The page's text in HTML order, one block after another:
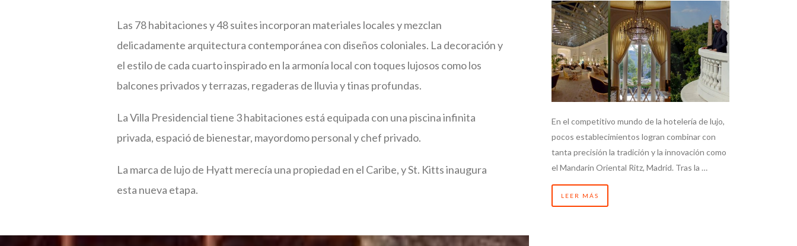
Las 78 habitaciones y 48 suites incorporan materiales locales y mezclan
delicadamente arquitectura contemporánea con diseños coloniales. La decoración y
el estilo de cada cuarto inspirado en la armonía local con toques lujosos como los
balcones privados y terrazas, regaderas de lluvia y tinas profundas.
La Villa Presidencial tiene 3 habitaciones está equipada con una piscina infinita
privada, espació de bienestar, mayordomo personal y chef privado.
La marca de lujo de Hyatt merecía una propiedad en el Caribe, y St. Kitts inaugura
esta nueva etapa.
En el competitivo mundo de la hotelería de lujo,
pocos establecimientos logran combinar con
tanta precisión la tradición y la innovación como
el Mandarin Oriental Ritz, Madrid. Tras la …
LEER MÁS